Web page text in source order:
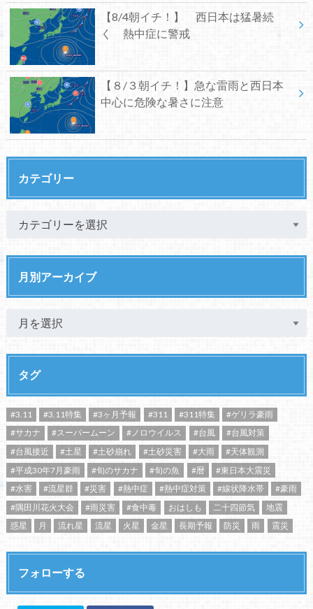
【8/4朝イチ！】 西日本は猛暑続
く 熱中症に警戒
【８/３朝イチ！】急な雷雨と西日本
中心に危険な暑さに注意
カテゴリー
月別アーカイブ
タグ
#3.11 #3.11特集 #3ヶ月予報 #311 #311特集
#ゲリラ豪雨
#サカナ
#スーパームーン #ノロウイルス #台風
#台風対策
#台風接近
#土星 #土砂崩れ #土砂災害 #大雨
#天体観測
#平成30年7月豪雨
#旬のサカナ #旬の魚 #暦
#東日本大震災
#水害
#流星群 #災害 #熱中症 #熱中症対策 #線状降水帯
#豪雨
#隅田川花火大会
#雨災害 #食中毒 おはしも 二十四節気
地震
惑星
月 流れ星 流星 火星 金星 長期予報 防災 雨 震災
フォローする